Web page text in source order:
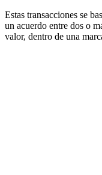
Estas transacciones se
un acuerdo entre dos o
valor, dentro de una